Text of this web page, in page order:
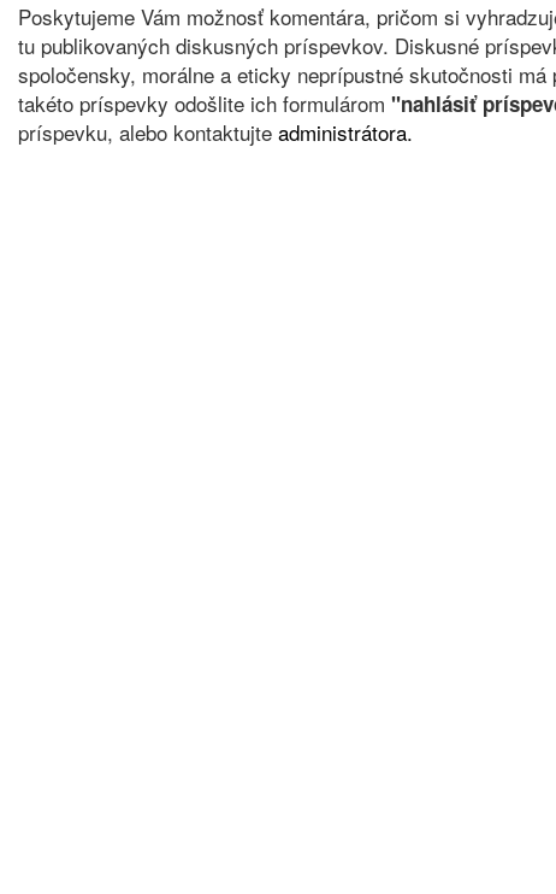
Poskytujeme Vám možnosť komentára, pričom si
tu publikovaných diskusných príspevkov. Diskusné
spoločensky, morálne a eticky neprípustné skutočnosti
takéto príspevky odošlite ich formulárom "nahlásiť
príspevku, alebo kontaktujte administrátora.